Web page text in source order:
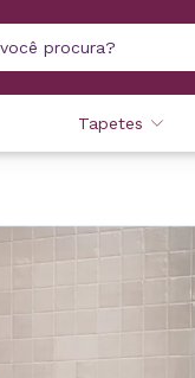
Tapetes